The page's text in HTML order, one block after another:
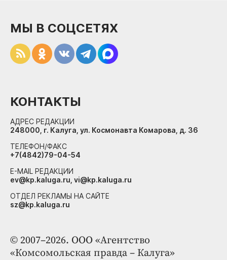
© 2007–2026. ООО «Агентство
«Комсомольская правда – Калуга»
МЫ В СОЦСЕТЯХ
КОНТАКТЫ
АДРЕС РЕДАКЦИИ
248000, г. Калуга, ул. Космонавта Комарова, д. 36
ТЕЛЕФОН/ФАКС
+7(4842)79-04-54
E-MAIL РЕДАКЦИИ
ev@kp.kaluga.ru, vi@kp.kaluga.ru
ОТДЕЛ РЕКЛАМЫ НА САЙТЕ
sz@kp.kaluga.ru